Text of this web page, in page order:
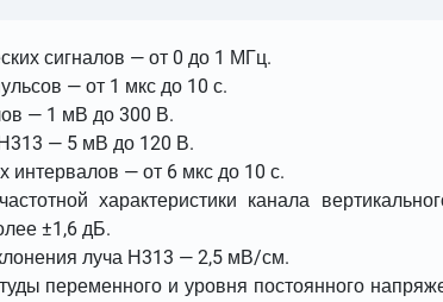
сигналов — от 0 до 1 МГц.
— от 1 мкс до 10 с.
— 1 мВ до 300 В.
— 5 мВ до 120 В.
— от 6 мкс до 10 с.
характеристики канала
±1,6 дБ.
луча Н313 — 2,5 мВ/см.
переменного и уровня постоянного